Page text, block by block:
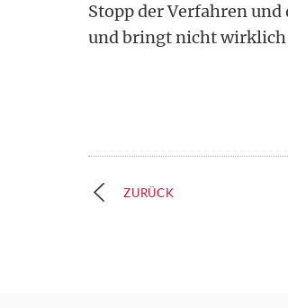
Stopp der Verfahren
und bringt nicht wirklich
ZURÜCK